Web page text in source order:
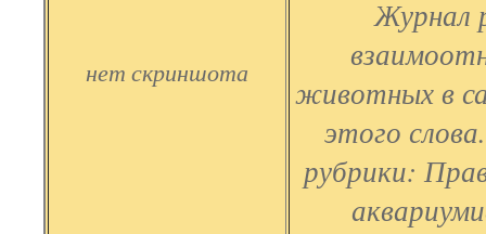
нет скриншота
Журнал
животных в
этого
рубрики: